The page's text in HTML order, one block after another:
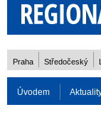
Praha Středočeský
Úvodem